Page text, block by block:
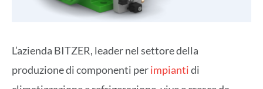
L’azienda BITZER, leader nel settore della
produzione di componenti perimpiantidi